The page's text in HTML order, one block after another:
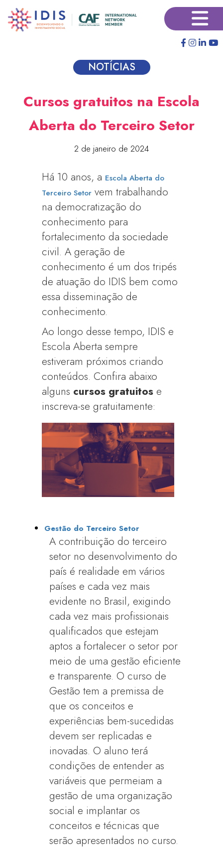
para
×
NOTÍCIAS
Cursos gratuitos na Escola
Aberta do Terceiro Setor
2 de janeiro de 2024
Há 10 anos, a Escola Aberta do
Terceiro Setor vem trabalhando
na democratização do
conhecimento para
fortalecimento da sociedade
civil. A geração de
conhecimento é um dos tripés
de atuação do IDIS bem como
essa disseminação de
conhecimento.
Ao longo desse tempo, IDIS e
Escola Aberta sempre
estiveram próximos criando
conteúdos. Confira abaixo
alguns cursos gratuitos e
inscreva-se gratuitamente:
Gestão do Terceiro Setor
A contribuição do terceiro
setor no desenvolvimento do
país é realidade em vários
países e cada vez mais
evidente no Brasil, exigindo
cada vez mais profissionais
qualificados que estejam
aptos a fortalecer o setor por
meio de uma gestão eficiente
e transparente. O curso de
Gestão tem a premissa de
que os conceitos e
experiências bem-sucedidas
devem ser replicadas e
inovadas. O aluno terá
condições de entender as
variáveis que permeiam a
gestão de uma organização
social e implantar os
conceitos e técnicas que
serão apresentados no curso.